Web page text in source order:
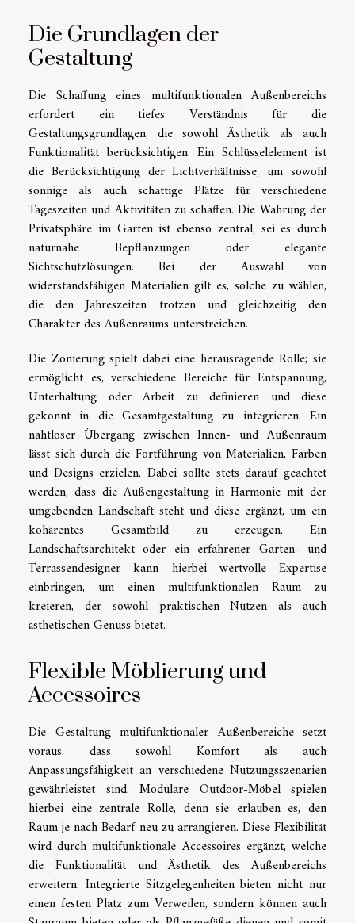
Die Grundlagen der
Gestaltung
Die Schaffung eines multifunktionalen Außenbereichs
erfordert ein tiefes Verständnis für die
Gestaltungsgrundlagen, die sowohl Ästhetik als auch
Funktionalität berücksichtigen. Ein Schlüsselelement ist
die Berücksichtigung der Lichtverhältnisse, um sowohl
sonnige als auch schattige Plätze für verschiedene
Tageszeiten und Aktivitäten zu schaffen. Die Wahrung der
Privatsphäre im Garten ist ebenso zentral, sei es durch
naturnahe Bepflanzungen oder elegante
Sichtschutzlösungen. Bei der Auswahl von
widerstandsfähigen Materialien gilt es, solche zu wählen,
die den Jahreszeiten trotzen und gleichzeitig den
Charakter des Außenraums unterstreichen.
Die Zonierung spielt dabei eine herausragende Rolle; sie
ermöglicht es, verschiedene Bereiche für Entspannung,
Unterhaltung oder Arbeit zu definieren und diese
gekonnt in die Gesamtgestaltung zu integrieren. Ein
nahtloser Übergang zwischen Innen- und Außenraum
lässt sich durch die Fortführung von Materialien, Farben
und Designs erzielen. Dabei sollte stets darauf geachtet
werden, dass die Außengestaltung in Harmonie mit der
umgebenden Landschaft steht und diese ergänzt, um ein
kohärentes Gesamtbild zu erzeugen. Ein
Landschaftsarchitekt oder ein erfahrener Garten- und
Terrassendesigner kann hierbei wertvolle Expertise
einbringen, um einen multifunktionalen Raum zu
kreieren, der sowohl praktischen Nutzen als auch
ästhetischen Genuss bietet.
Flexible Möblierung und
Accessoires
Die Gestaltung multifunktionaler Außenbereiche setzt
voraus, dass sowohl Komfort als auch
Anpassungsfähigkeit an verschiedene Nutzungsszenarien
gewährleistet sind. Modulare Outdoor-Möbel spielen
hierbei eine zentrale Rolle, denn sie erlauben es, den
Raum je nach Bedarf neu zu arrangieren. Diese Flexibilität
wird durch multifunktionale Accessoires ergänzt, welche
die Funktionalität und Ästhetik des Außenbereichs
erweitern. Integrierte Sitzgelegenheiten bieten nicht nur
einen festen Platz zum Verweilen, sondern können auch